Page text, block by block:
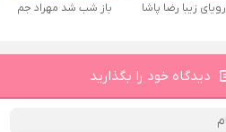
رویای زیبا رضا پاشا باز شب شد مهراد جم
دیدگاه خود را بگذارید